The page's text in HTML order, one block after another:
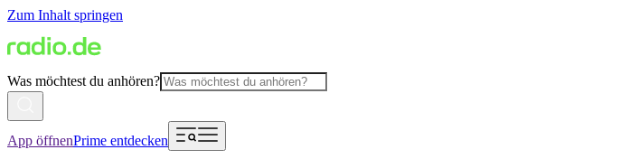
Zum Inhalt springen
Was möchtest du anhören?
App öffnenPrime entdecken